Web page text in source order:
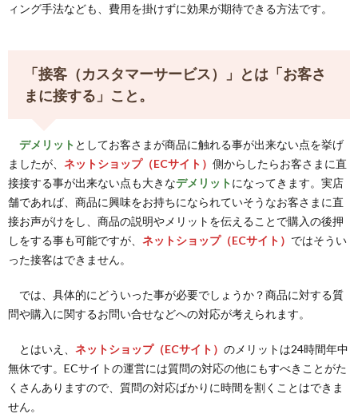
ィング手法なども、費用を掛けずに効果が期待できる方法です。
「接客（カスタマーサービス）」とは「お客さ
まに接する」こと。
デメリット としてお客さまが商品に触れる事が出来ない点を挙げ
ましたが、 ネットショップ（ECサイト） 側からしたらお客さまに直
接接する事が出来ない点も大きなデメリット になってきます。実店
舗であれば、商品に興味をお持ちになられていそうなお客さまに直
接お声がけをし、商品の説明やメリットを伝えることで購入の後押
しをする事も可能ですが、 ネットショップ（ECサイト） ではそうい
った接客はできません。
では、具体的にどういった事が必要でしょうか？商品に対する質
問や購入に関するお問い合せなどへの対応が考えられます。
とはいえ、 ネットショップ（ECサイト） のメリットは24時間年中
無休です。ECサイトの運営には質問の対応の他にもすべきことがた
くさんありますので、質問の対応ばかりに時間を割くことはできま
せん。